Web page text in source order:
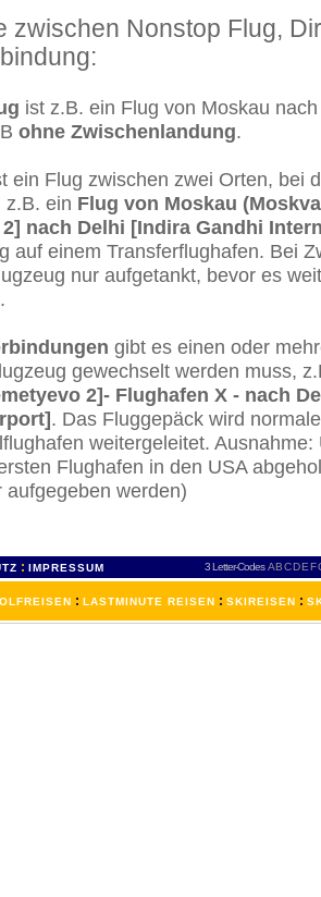
zwischen Nonstop Flug,
ist z.B. ein Flug von Moskau
ohne Zwischenlandung.
ein Flug zwischen zwei Orten, bei
z.B. ein Flug von Moskau
nach Delhi [Indira Gandhi
auf einem Transferflughafen. Bei
nur aufgetankt, bevor es
gibt es einen oder
gewechselt werden muss,
2]- Flughafen X - nach
. Das Fluggepäck wird
weitergeleitet.
Flughafen in den USA
aufgegeben werden)
: IMPRESSUM 3 Letter-Codes ABCDEF
: LASTMINUTE REISEN : SKIREISEN :